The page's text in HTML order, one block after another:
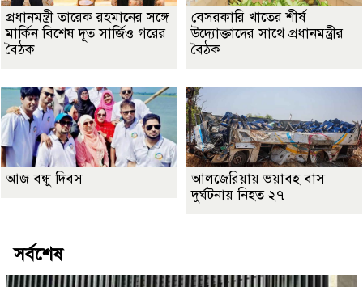
প্রধানমন্ত্রী তারেক রহমানের সঙ্গে
মার্কিন বিশেষ দূত সার্জিও গরের
বৈঠক
বেসরকারি খাতের শীর্ষ
উদ্যোক্তাদের সাথে প্রধানমন্ত্রীর
বৈঠক
আজ বন্ধু দিবস
আলজেরিয়ায় ভয়াবহ বাস
দুর্ঘটনায় নিহত ২৭
সর্বশেষ